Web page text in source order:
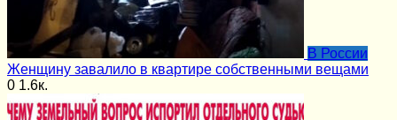
В России
Женщину завалило в квартире собственными вещами
0 1.6к.